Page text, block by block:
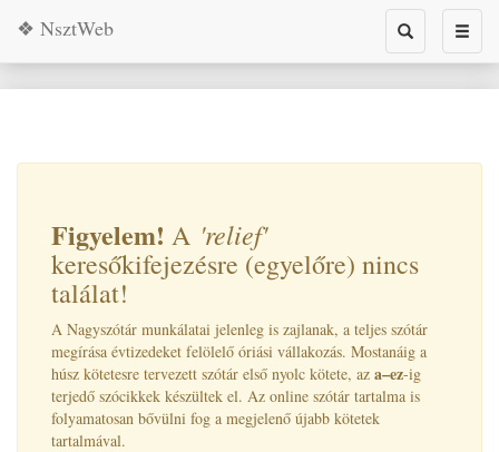
Toggle
search
❖ NsztWeb
Figyelem! A 'relief'
keresőkifejezésre (egyelőre) nincs
találat!
A Nagyszótár munkálatai jelenleg is zajlanak, a teljes szótár
megírása évtizedeket felölelő óriási vállakozás. Mostanáig a
húsz kötetesre tervezett szótár első nyolc kötete, az a–ez-ig
terjedő szócikkek készültek el. Az online szótár tartalma is
folyamatosan bővülni fog a megjelenő újabb kötetek
tartalmával.